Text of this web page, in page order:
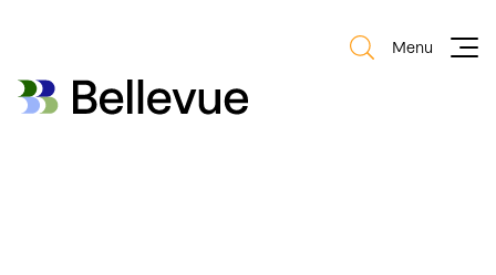
Bellevue Group AG
Menu